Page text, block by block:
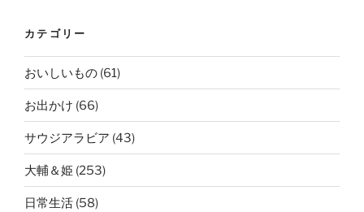
カテゴリー
おいしいもの (61)
お出かけ (66)
サウジアラビア (43)
大輔＆姫 (253)
日常生活 (58)